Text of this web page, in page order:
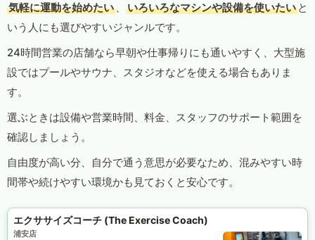
気軽に運動を始めたい 、 いろいろなマシンや設備を使いたい と
いう人にも選びやすいジャンルです。
24時間営業の店舗なら早朝や仕事帰りにも通いやすく、大型施
設ではプールやサウナ、スタジオなどを使える場合もありま
す。
選ぶときは設備や営業時間、料金、スタッフのサポート範囲を
確認しましょう。
自由度が高い分、自分で通う意思が必要なため、混みやすい時
間帯や続けやすい環境かも見ておくと安心です。
エクササイズコーチ (The Exercise Coach)
浦安店